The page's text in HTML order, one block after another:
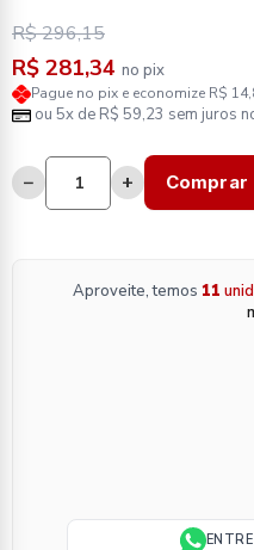
R$ 296,15
R$ 281,34 no pix
Pague no pix e economize R$
ou 5x de R$ 59,23 sem juros
− + Comprar
Aproveite, temos 11